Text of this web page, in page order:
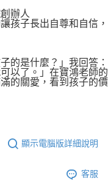
辦人
子長出自尊和自信，
是什麼？」我回答：
以了。」在寶鴻老師的
的關愛，看到孩子的價
顯示電腦版詳細說明
客服